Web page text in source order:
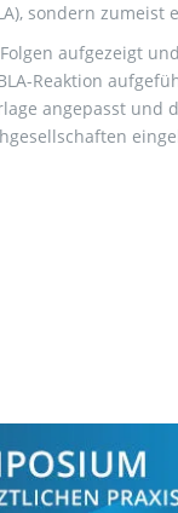
sondern zumeist
aufgezeigt
Reaktion
angepasst